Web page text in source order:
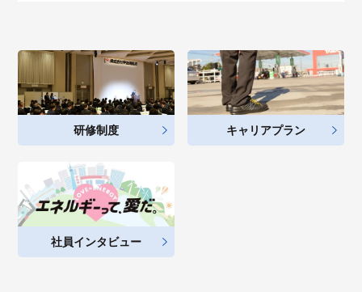
研修制度 キャリアプラン
社員インタビュー